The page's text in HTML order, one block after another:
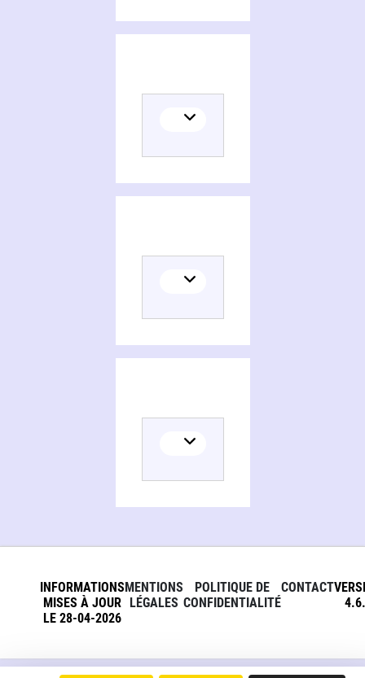
INFORMATIONS
MISES À JOUR
LE 28-04-2026
MENTIONS
LÉGALES
POLITIQUE DE
CONFIDENTIALITÉ
CONTACT